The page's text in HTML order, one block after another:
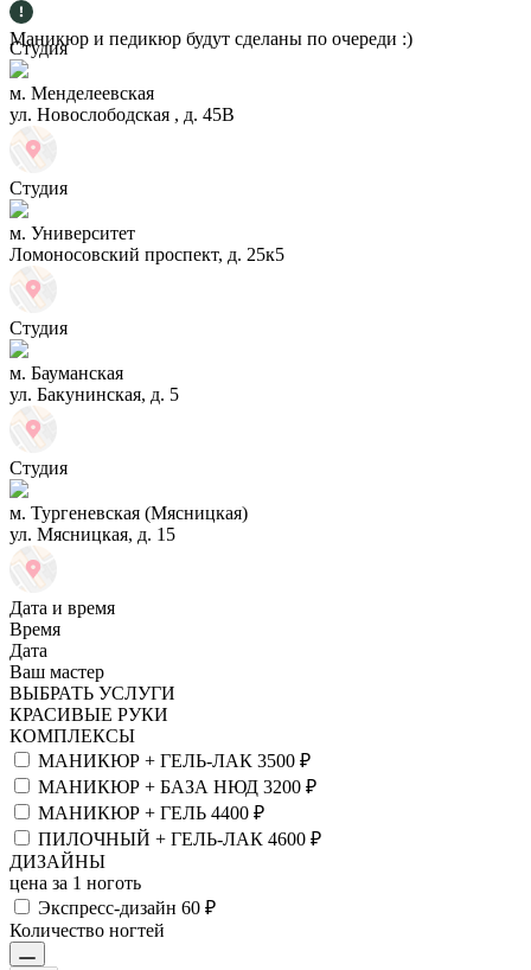
Маникюр и педикюр будут сделаны по очереди :)
Студия
м. Менделеевская
ул. Новослободская , д. 45В
Студия
м. Университет
Ломоносовский проспект, д. 25к5
Студия
м. Бауманская
ул. Бакунинская, д. 5
Студия
м. Тургеневская (Мясницкая)
ул. Мясницкая, д. 15
Дата и время
Время
Дата
Ваш мастер
ВЫБРАТЬ УСЛУГИ
КРАСИВЫЕ РУКИ
КОМПЛЕКСЫ
МАНИКЮР + ГЕЛЬ-ЛАК 3500 ₽
МАНИКЮР + БАЗА НЮД 3200 ₽
МАНИКЮР + ГЕЛЬ 4400 ₽
ПИЛОЧНЫЙ + ГЕЛЬ-ЛАК 4600 ₽
ДИЗАЙНЫ
цена за 1 ноготь
Экспресс-дизайн 60 ₽
Количество ногтей